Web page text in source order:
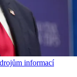
informací